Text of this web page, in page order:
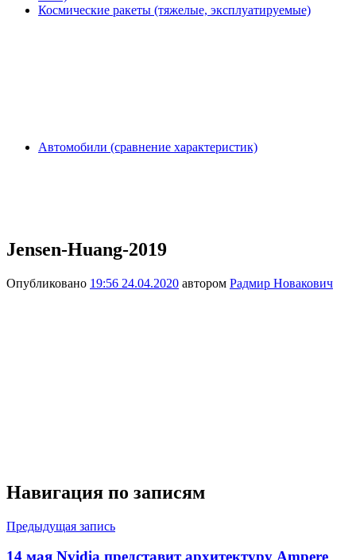
Космические ракеты (тяжелые, эксплуатируемые)
Автомобили (сравнение характеристик)
Jensen-Huang-2019
Опубликовано 19:56 24.04.2020 автором Радмир Новакович
Навигация по записям
Предыдущая запись